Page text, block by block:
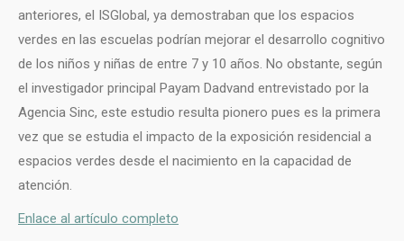
anteriores, el ISGlobal, ya demostraban que los espacios
verdes en las escuelas podrían mejorar el desarrollo cognitivo
de los niños y niñas de entre 7 y 10 años. No obstante, según
el investigador principal Payam Dadvand entrevistado por la
Agencia Sinc, este estudio resulta pionero pues es la primera
vez que se estudia el impacto de la exposición residencial a
espacios verdes desde el nacimiento en la capacidad de
atención.
Enlace al artículo completo